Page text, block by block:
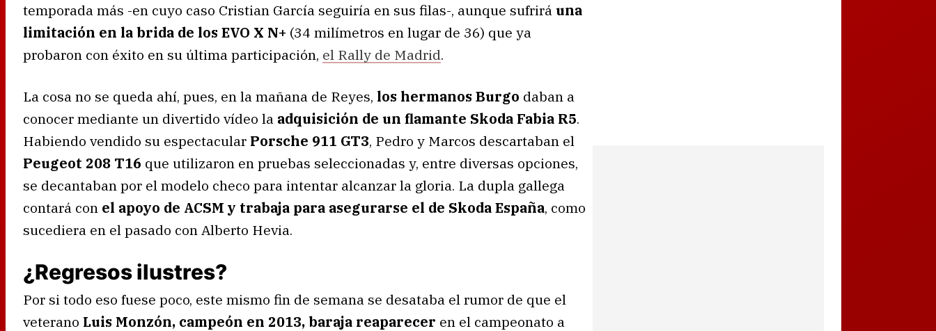
temporada más -en cuyo caso Cristian García seguiría en sus filas-, aunque sufrirá una
limitación en la brida de los EVO X N+ (34 milímetros en lugar de 36) que ya
probaron con éxito en su última participación, el Rally de Madrid.
La cosa no se queda ahí, pues, en la mañana de Reyes, los hermanos Burgo daban a
conocer mediante un divertido vídeo la adquisición de un flamante Skoda Fabia R5.
Habiendo vendido su espectacular Porsche 911 GT3, Pedro y Marcos descartaban el
Peugeot 208 T16 que utilizaron en pruebas seleccionadas y, entre diversas opciones,
se decantaban por el modelo checo para intentar alcanzar la gloria. La dupla gallega
contará con el apoyo de ACSM y trabaja para asegurarse el de Skoda España, como
sucediera en el pasado con Alberto Hevia.
¿Regresos ilustres?
Por si todo eso fuese poco, este mismo fin de semana se desataba el rumor de que el
veterano Luis Monzón, campeón en 2013, baraja reaparecer en el campeonato a